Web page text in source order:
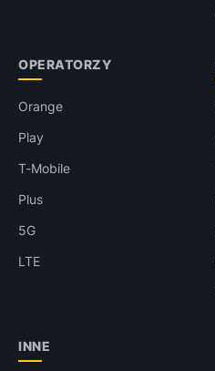
OPERATORZY
Orange
Play
T-Mobile
Plus
5G
LTE
INNE